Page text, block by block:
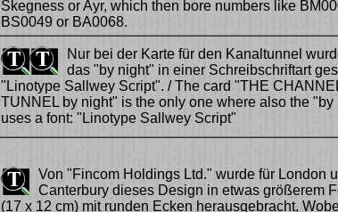
Skegness or Ayr, which then bore numbers like
BS0049 or BA0068.
Nur bei der Karte für den Kanaltunnel
das "by night" in einer Schreibschriftart
"Linotype Sallwey Script". / The card "THE
TUNNEL by night" is the only one where also the "by
uses a font: "Linotype Sallwey Script"
Von "Fincom Holdings Ltd." wurde für London
Canterbury dieses Design in etwas größerem
(17 x 12 cm) mit runden Ecken herausgebracht,